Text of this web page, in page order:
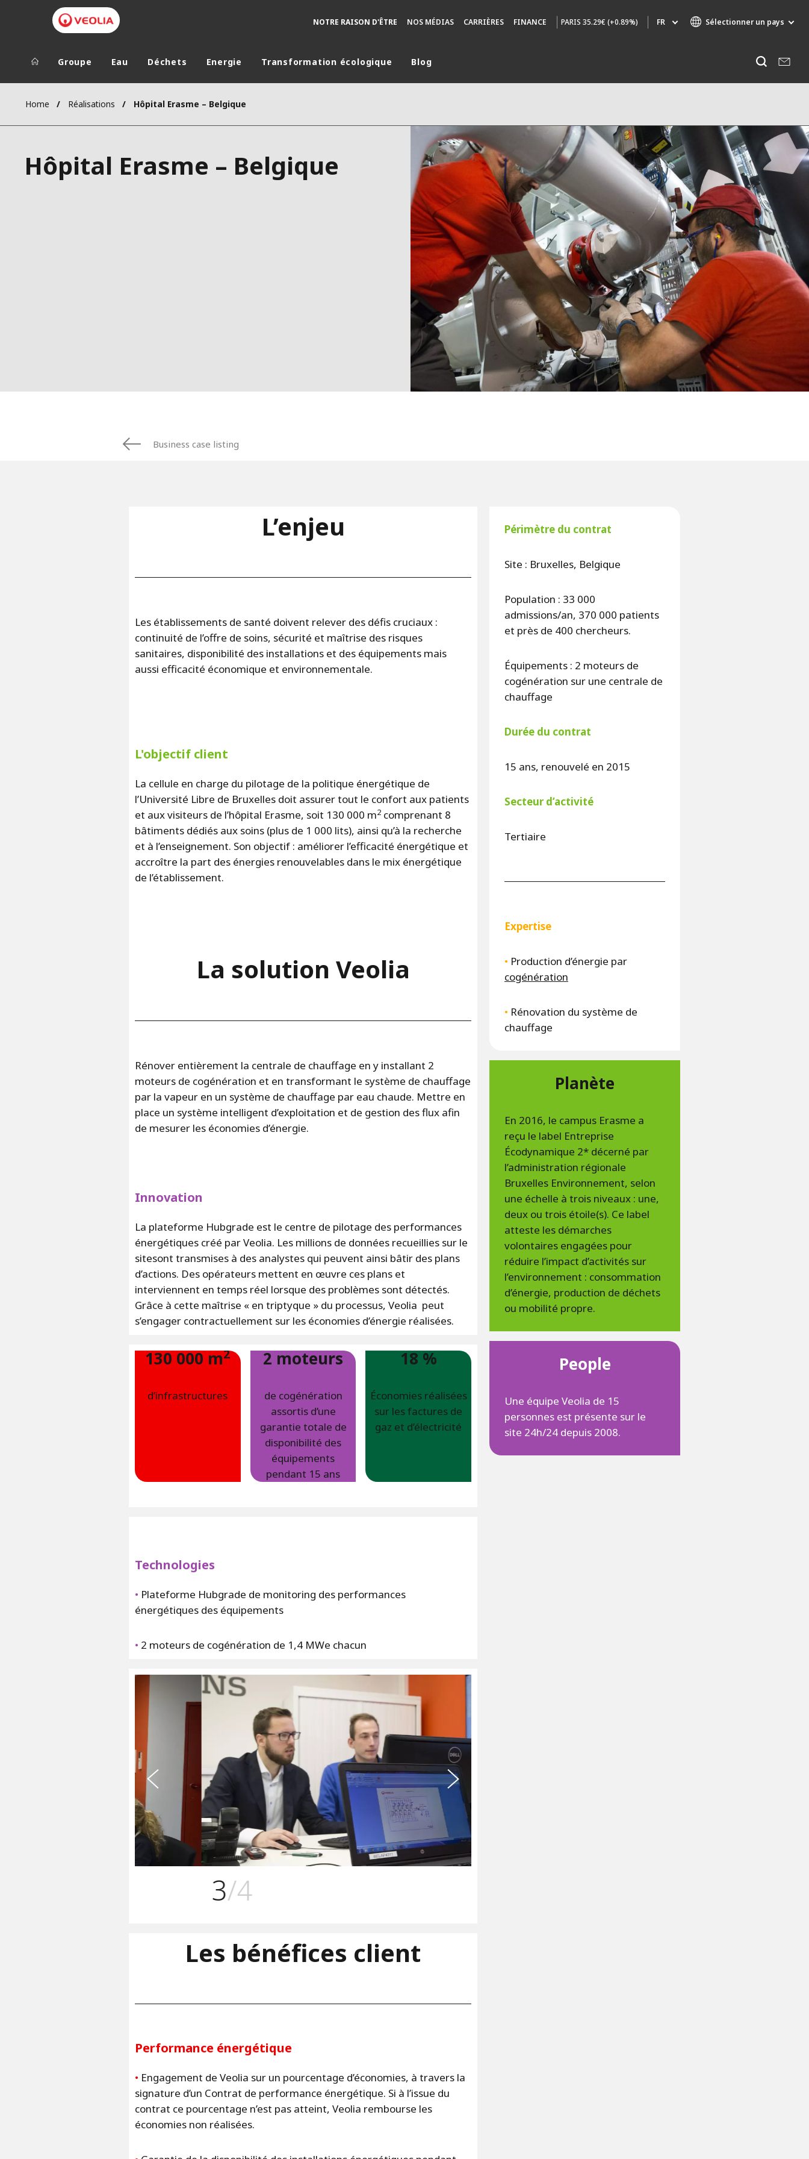
NOTRE RAISON D'ÊTRE NOS MÉDIAS CARRIÈRES FINANCE PARIS 35.29€ (+0.89%) FR Sélectionner un pays
Groupe Veolia
CAMPUS
FONDATION
Dans le monde
AMÉRIQUE LATINE
AUSTRALIE ET NOUVELLE ZÉLANDE
EUROPE
AIR QUALITY
INGÉNIERIE & CONSEIL
HAZARDOUS WASTE EUROPE
INDUSTRIES GLOBAL SOLUTIONS
NUCLEAR SOLUTIONS
OFIS
SEDE BENELUX
VEOLIA AGRICULTURE
WATER TECHNOLOGIES
Groupe Eau Déchets Energie Transformation écologique Blog
Home Réalisations Hôpital Erasme – Belgique
Hôpital Erasme – Belgique
Business case listing
L’enjeu
Les établissements de santé doivent relever des défis cruciaux :
continuité de l’offre de soins, sécurité et maîtrise des risques
sanitaires, disponibilité des installations et des équipements mais
aussi efficacité économique et environnementale.
L'objectif client
La cellule en charge du pilotage de la politique énergétique de
l’Université Libre de Bruxelles doit assurer tout le confort aux patients
et aux visiteurs de l’hôpital Erasme, soit 130 000 m2 comprenant 8
bâtiments dédiés aux soins (plus de 1 000 lits), ainsi qu’à la recherche
et à l’enseignement. Son objectif : améliorer l’efficacité énergétique et
accroître la part des énergies renouvelables dans le mix énergétique
de l’établissement.
La solution Veolia
Rénover entièrement la centrale de chauffage en y installant 2
moteurs de cogénération et en transformant le système de chauffage
par la vapeur en un système de chauffage par eau chaude. Mettre en
place un système intelligent d’exploitation et de gestion des flux afin
de mesurer les économies d’énergie.
Innovation
La plateforme Hubgrade est le centre de pilotage des performances
énergétiques créé par Veolia. Les millions de données recueillies sur le
sitesont transmises à des analystes qui peuvent ainsi bâtir des plans
d’actions. Des opérateurs mettent en œuvre ces plans et
interviennent en temps réel lorsque des problèmes sont détectés.
Grâce à cette maîtrise « en triptyque » du processus, Veolia peut
s’engager contractuellement sur les économies d’énergie réalisées.
130 000 m2
d’infrastructures
2 moteurs
de cogénération
assortis d’une
garantie totale de
disponibilité des
équipements
pendant 15 ans
18 %
Économies réalisées
sur les factures de
gaz et d’électricité
Technologies
• Plateforme Hubgrade de monitoring des performances
énergétiques des équipements
• 2 moteurs de cogénération de 1,4 MWe chacun
S
u
v
a
n
t
Les bénéfices client
Performance énergétique
• Engagement de Veolia sur un pourcentage d’économies, à travers la
signature d’un Contrat de performance énergétique. Si à l’issue du
contrat ce pourcentage n’est pas atteint, Veolia rembourse les
économies non réalisées.
Périmètre du contrat
Site : Bruxelles, Belgique
Population : 33 000
admissions/an, 370 000 patients
et près de 400 chercheurs.
Équipements : 2 moteurs de
cogénération sur une centrale de
chauffage
Durée du contrat
15 ans, renouvelé en 2015
Secteur d’activité
Tertiaire
Expertise
• Production d’énergie par
cogénération
• Rénovation du système de
chauffage
Planète
En 2016, le campus Erasme a
reçu le label Entreprise
Écodynamique 2* décerné par
l’administration régionale
Bruxelles Environnement, selon
une échelle à trois niveaux : une,
deux ou trois étoile(s). Ce label
atteste les démarches
volontaires engagées pour
réduire l’impact d’activités sur
l’environnement : consommation
d’énergie, production de déchets
ou mobilité propre.
People
Une équipe Veolia de 15
personnes est présente sur le
site 24h/24 depuis 2008.